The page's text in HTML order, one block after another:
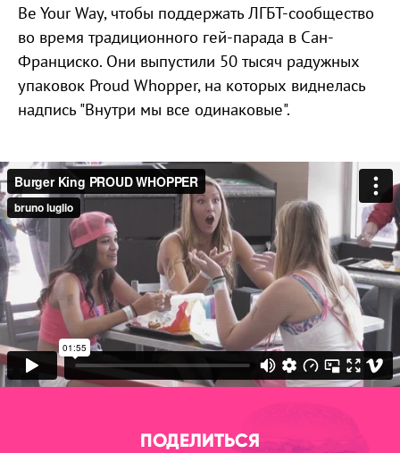
Be Your Way, чтобы поддержать ЛГБТ-сообщество
во время традиционного гей-парада в Сан-
Франциско. Они выпустили 50 тысяч радужных
упаковок Proud Whopper, на которых виднелась
надпись "Внутри мы все одинаковые".
ПОДЕЛИТЬСЯ